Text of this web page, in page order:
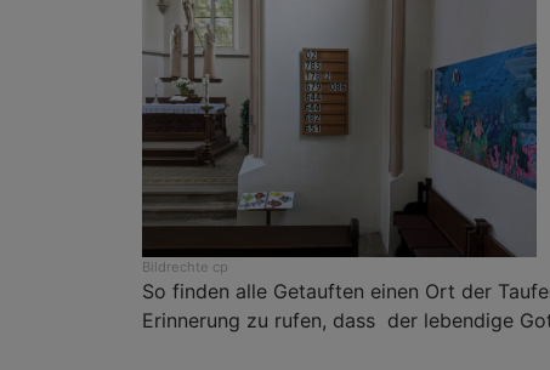
Bildrechte cp
So finden alle Getauften einen Ort der
Erinnerung zu rufen, dass der lebendige